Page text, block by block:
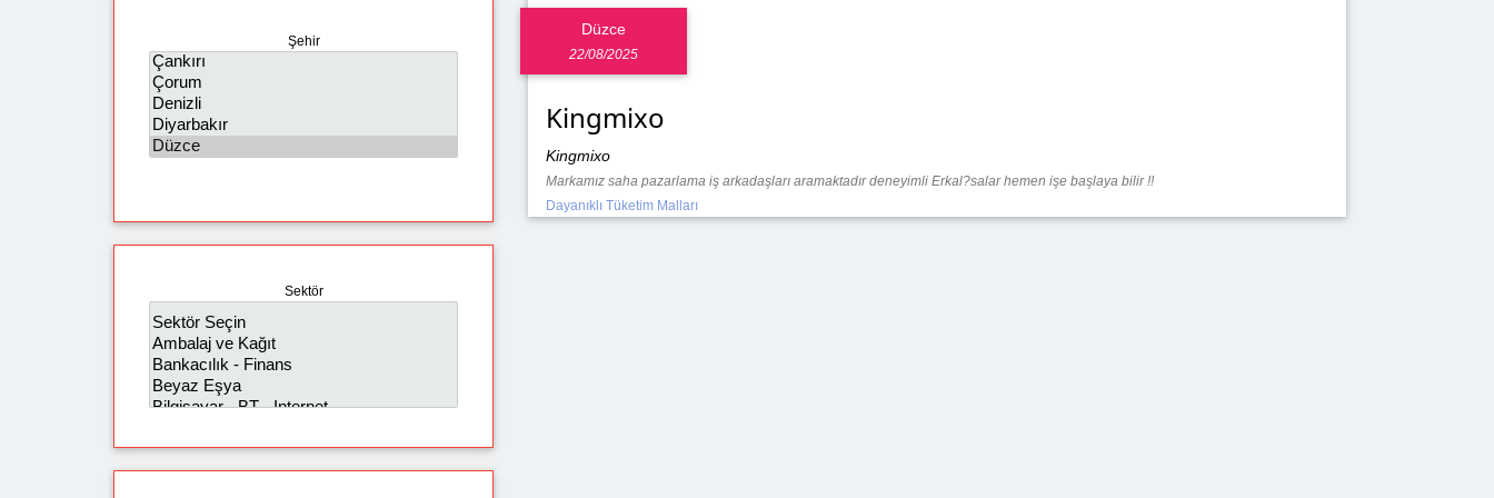
Şehir
Sektör
Düzce
22/08/2025
Kingmixo
Kingmixo
Markamız saha pazarlama iş arkadaşları aramaktadır deneyimli Erkal?salar hemen işe başlaya bilir !!
Dayanıklı Tüketim Malları